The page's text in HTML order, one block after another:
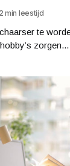
2 min leestijd
te
zorgen...